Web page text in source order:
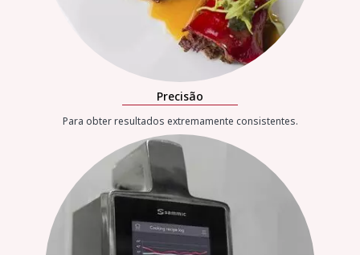
Precisão
Para obter resultados extremamente consistentes.